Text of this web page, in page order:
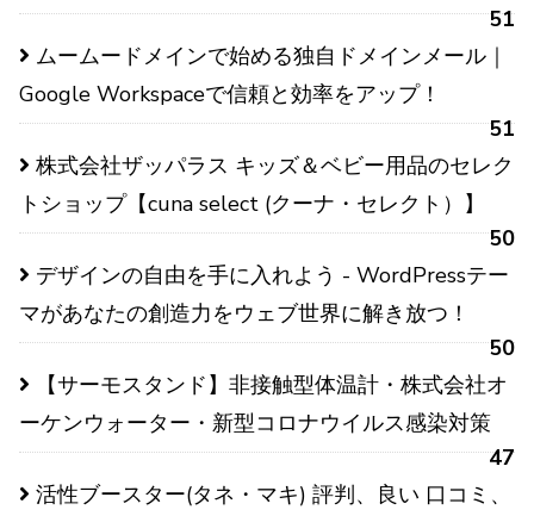
51
ムームードメインで始める独自ドメインメール｜
Google Workspaceで信頼と効率をアップ！
51
株式会社ザッパラス キッズ＆ベビー用品のセレク
トショップ【cuna select (クーナ・セレクト）】
50
デザインの自由を手に入れよう - WordPressテー
マがあなたの創造力をウェブ世界に解き放つ！
50
【サーモスタンド】非接触型体温計・株式会社オ
ーケンウォーター・新型コロナウイルス感染対策
47
活性ブースター(タネ・マキ) 評判、良い 口コミ、